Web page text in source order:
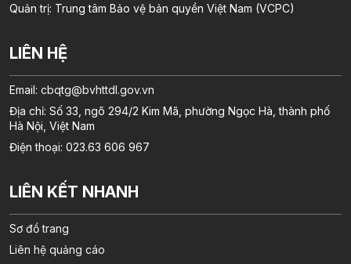
Quản trị: Trung tâm Bảo vệ bản quyền Việt Nam (VCPC)
LIÊN HỆ
Email: cbqtg@bvhttdl.gov.vn
Địa chỉ: Số 33, ngõ 294/2 Kim Mã, phường Ngọc Hà, thành phố
Hà Nội, Việt Nam
Điện thoại: 023.63 606 967
LIÊN KẾT NHANH
Sơ đồ trang
Liên hệ quảng cáo